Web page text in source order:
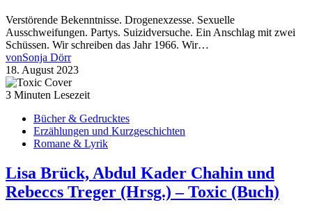
Verstörende Bekenntnisse. Drogenexzesse. Sexuelle
Ausschweifungen. Partys. Suizidversuche. Ein Anschlag mit zwei
Schüssen. Wir schreiben das Jahr 1966. Wir…
vonSonja Dörr
18. August 2023
3 Minuten Lesezeit
Bücher & Gedrucktes
Erzählungen und Kurzgeschichten
Romane & Lyrik
Lisa Brück, Abdul Kader Chahin und
Rebeccs Treger (Hrsg.) – Toxic (Buch)